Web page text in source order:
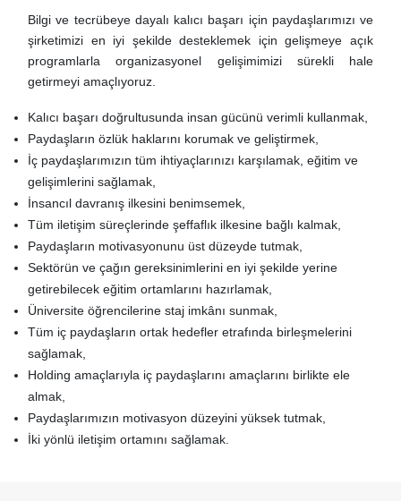
Bilgi ve tecrübeye dayalı kalıcı başarı için paydaşlarımızı ve
şirketimizi en iyi şekilde desteklemek için gelişmeye açık
programlarla organizasyonel gelişimimizi sürekli hale
getirmeyi amaçlıyoruz.
Kalıcı başarı doğrultusunda insan gücünü verimli kullanmak,
Paydaşların özlük haklarını korumak ve geliştirmek,
İç paydaşlarımızın tüm ihtiyaçlarınızı karşılamak, eğitim ve
gelişimlerini sağlamak,
İnsancıl davranış ilkesini benimsemek,
Tüm iletişim süreçlerinde şeffaflık ilkesine bağlı kalmak,
Paydaşların motivasyonunu üst düzeyde tutmak,
Sektörün ve çağın gereksinimlerini en iyi şekilde yerine
getirebilecek eğitim ortamlarını hazırlamak,
Üniversite öğrencilerine staj imkânı sunmak,
Tüm iç paydaşların ortak hedefler etrafında birleşmelerini
sağlamak,
Holding amaçlarıyla iç paydaşlarını amaçlarını birlikte ele
almak,
Paydaşlarımızın motivasyon düzeyini yüksek tutmak,
İki yönlü iletişim ortamını sağlamak.